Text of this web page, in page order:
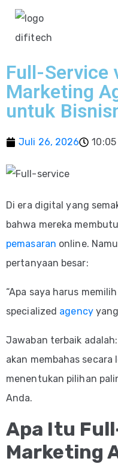
Full-Service
Marketing
untuk
Juli 26, 2026 10:05
Di era digital yang
bahwa mereka
pemasaran online.
pertanyaan besar:
“Apa saya harus
specialized agency
Jawaban terbaik adalah:
akan membahas
menentukan pilihan
Anda.
Apa Itu
Marketing